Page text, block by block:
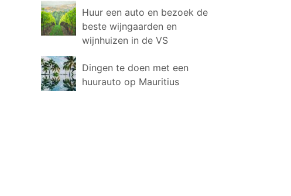
Huur een auto en bezoek de
beste wijngaarden en
wijnhuizen in de VS
Dingen te doen met een
huurauto op Mauritius